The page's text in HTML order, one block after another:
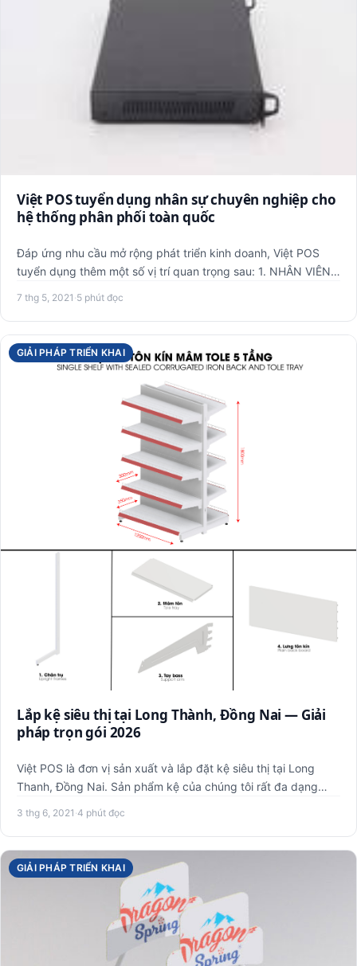
Việt POS tuyển dụng nhân sự chuyên nghiệp cho
hệ thống phân phối toàn quốc
Đáp ứng nhu cầu mở rộng phát triển kinh doanh, Việt POS
tuyển dụng thêm một số vị trí quan trọng sau: 1. NHÂN VIÊN
7 thg 5, 2021 ·5 phút đọc
GIẢI PHÁP TRIỂN KHAI
Lắp kệ siêu thị tại Long Thành, Đồng Nai — Giải
pháp trọn gói 2026
Việt POS là đơn vị sản xuất và lắp đặt kệ siêu thị tại Long
Thanh, Đồng Nai. Sản phẩm kệ của chúng tôi rất đa dạng
3 thg 6, 2021 ·4 phút đọc
GIẢI PHÁP TRIỂN KHAI